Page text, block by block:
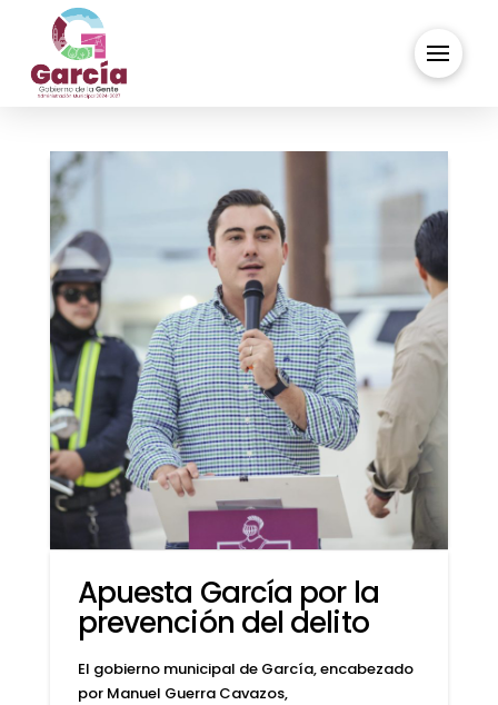
Apuesta García por la
prevención del delito
El gobierno municipal de García, encabezado
por Manuel Guerra Cavazos,